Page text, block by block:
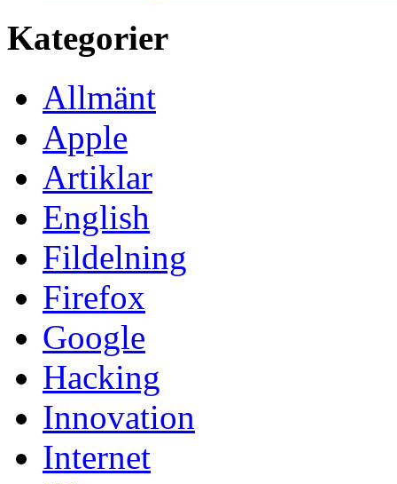
Kategorier
Allmänt
Apple
Artiklar
English
Fildelning
Firefox
Google
Hacking
Innovation
Internet